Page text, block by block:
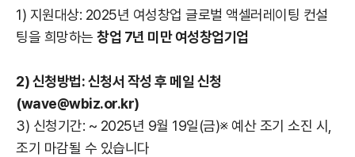
1) 지원대상: 2025년 여성창업 글로벌 액셀러레이팅 컨설
팅을 희망하는 창업 7년 미만 여성창업기업
2) 신청방법: 신청서 작성 후 메일 신청
(wave@wbiz.or.kr)
3) 신청기간: ~ 2025년 9월 19일(금)※ 예산 조기 소진 시,
조기 마감될 수 있습니다